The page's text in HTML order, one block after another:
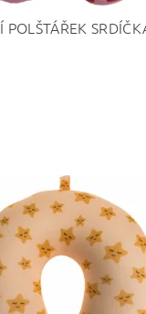
POLŠTÁŘEK